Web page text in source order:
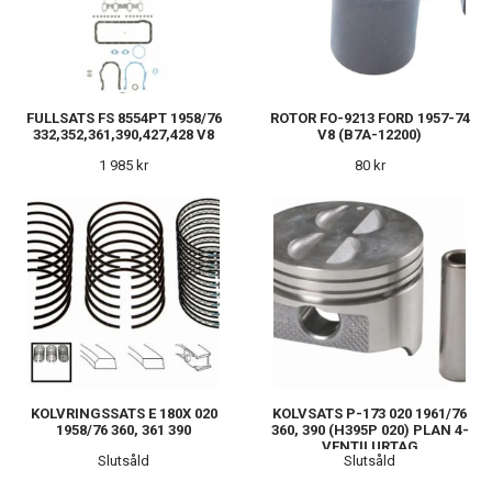
FULLSATS FS 8554PT 1958/76
332,352,361,390,427,428 V8
1 985 kr
ROTOR FO-9213 FORD 1957-74
V8 (B7A-12200)
80 kr
KOLVRINGSSATS E 180X 020
1958/76 360, 361 390
Slutsåld
KOLVSATS P-173 020 1961/76
360, 390 (H395P 020) PLAN 4-
VENTILURTAG
Slutsåld